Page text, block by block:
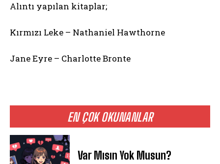
EN ÇOK OKUNANLAR
Var Mısın Yok Musun?
Alıntı yapılan kitaplar;
Kırmızı Leke – Nathaniel Hawthorne
Jane Eyre – Charlotte Bronte